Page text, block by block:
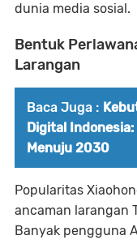
dunia media sosial.
Bentuk
Larangan
Baca Juga :
Digital
Menuju 2030
Popularitas
ancaman larangan
Banyak pengguna